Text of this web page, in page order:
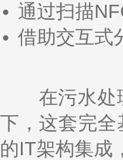
通过扫描
借助交互式
在污水处理
下，这套完
的IT架构集成